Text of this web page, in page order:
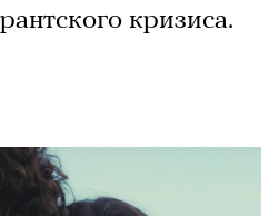
кризиса.